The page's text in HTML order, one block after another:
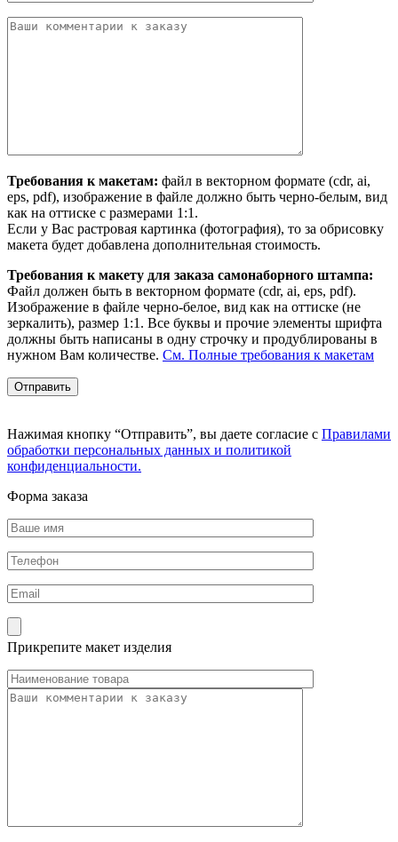
Требования к макетам: файл в векторном формате (cdr, ai,
eps, pdf), изображение в файле должно быть черно-белым, вид
как на оттиске с размерами 1:1.
Если у Вас растровая картинка (фотография), то за обрисовку
макета будет добавлена дополнительная стоимость.
Требования к макету для заказа самонаборного штампа:
Файл должен быть в векторном формате (cdr, ai, eps, pdf).
Изображение в файле черно-белое, вид как на оттиске (не
зеркалить), размер 1:1. Все буквы и прочие элементы шрифта
должны быть написаны в одну строчку и продублированы в
нужном Вам количестве. См. Полные требования к макетам
Нажимая кнопку “Отправить”, вы даете согласие с Правилами
обработки персональных данных и политикой
конфиденциальности.
Форма заказа
Прикрепите макет изделия